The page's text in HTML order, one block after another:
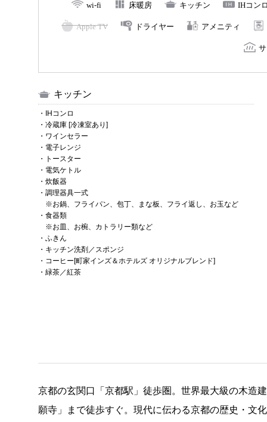
wi-fi 床暖房 キッチン IHコンロ
Apple TV ドライヤー アメニティ
キッチン
・IHコンロ
・冷蔵庫 [冷凍室あり]
・ワインセラー
・電子レンジ
・トースター
・電気ケトル
・炊飯器
・調理器具一式
※お鍋、フライパン、包丁、まな板、フライ返し、お玉など
・食器類
※お皿、お椀、カトラリー類など
・ふきん
・キッチン洗剤／スポンジ
・コーヒー[町家インズ＆ホテルズ オリジナルブレンド]
・緑茶／紅茶
京都の玄関口「京都駅」徒歩圏。世界最大級の木造
願寺」まで徒歩すぐ。現代に伝わる京都の歴史・文